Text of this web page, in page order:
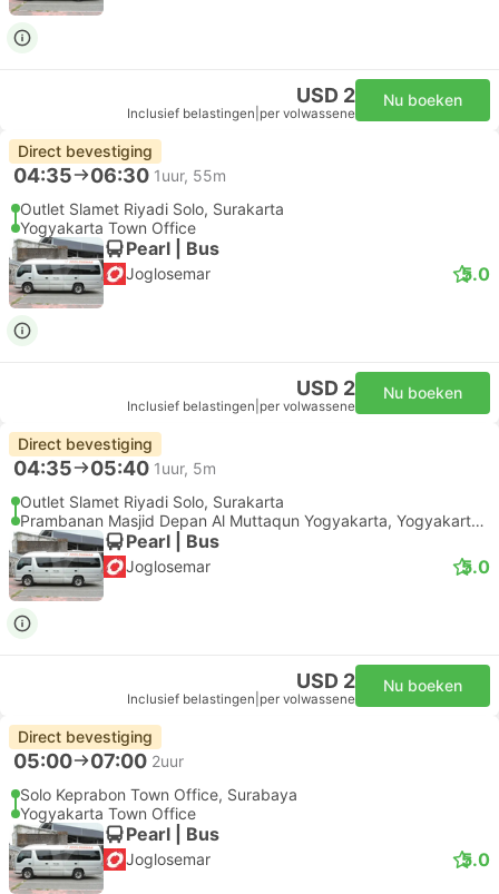
USD 2
Inclusief belastingen per volwassene
Nu boeken
Direct bevestiging
04:35 06:30 1uur, 55m
Outlet Slamet Riyadi Solo, Surakarta
Yogyakarta Town Office
Pearl | Bus
Joglosemar 5.0
USD 2
Inclusief belastingen per volwassene
Nu boeken
Direct bevestiging
04:35 05:40 1uur, 5m
Outlet Slamet Riyadi Solo, Surakarta
Prambanan Masjid Depan Al Muttaqun Yogyakarta, Yogyakarta Luchthaven
Pearl | Bus
Joglosemar 5.0
USD 2
Inclusief belastingen per volwassene
Nu boeken
Direct bevestiging
05:00 07:00 2uur
Solo Keprabon Town Office, Surabaya
Yogyakarta Town Office
Pearl | Bus
Joglosemar 5.0